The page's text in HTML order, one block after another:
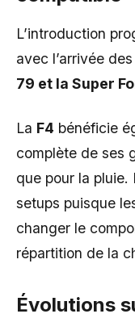
L’introduction
avec l’arrivée
79 et la Super
La F4 bénéficie
complète de ses
que pour la pluie.
setups puisque
changer le
répartition de la
Évolutions